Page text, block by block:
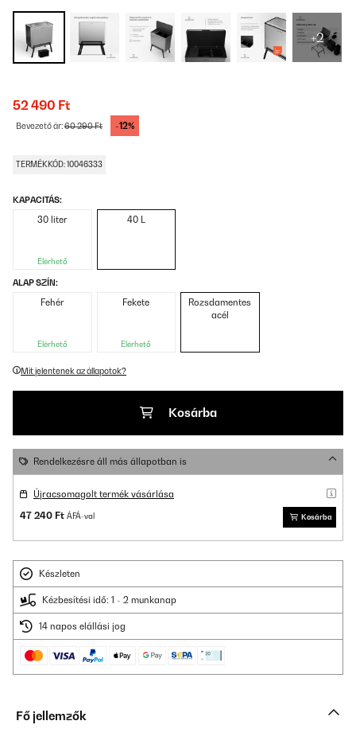
+2
52 490 Ft
Bevezető ár:60 290 Ft -12%
TERMÉKKÓD: 10046333
KAPACITÁS:
30 liter
Elérhető
40 L
ALAP SZÍN:
Fehér
Elérhető
Fekete
Elérhető
Rozsdamentes
acél
Mit jelentenek az állapotok?
Kosárba
Rendelkezésre áll más állapotban is
Újracsomagolt termék vásárlása
47 240 Ft ÁFÁ-val Kosárba
Készleten
Kézbesítési idő: 1 - 2 munkanap
14 napos elállási jog
Fő jellemzők